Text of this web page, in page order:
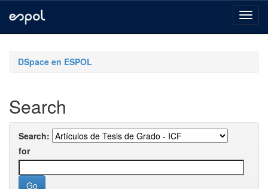
navigationDSpace en ESPOL
Search
Search:
for